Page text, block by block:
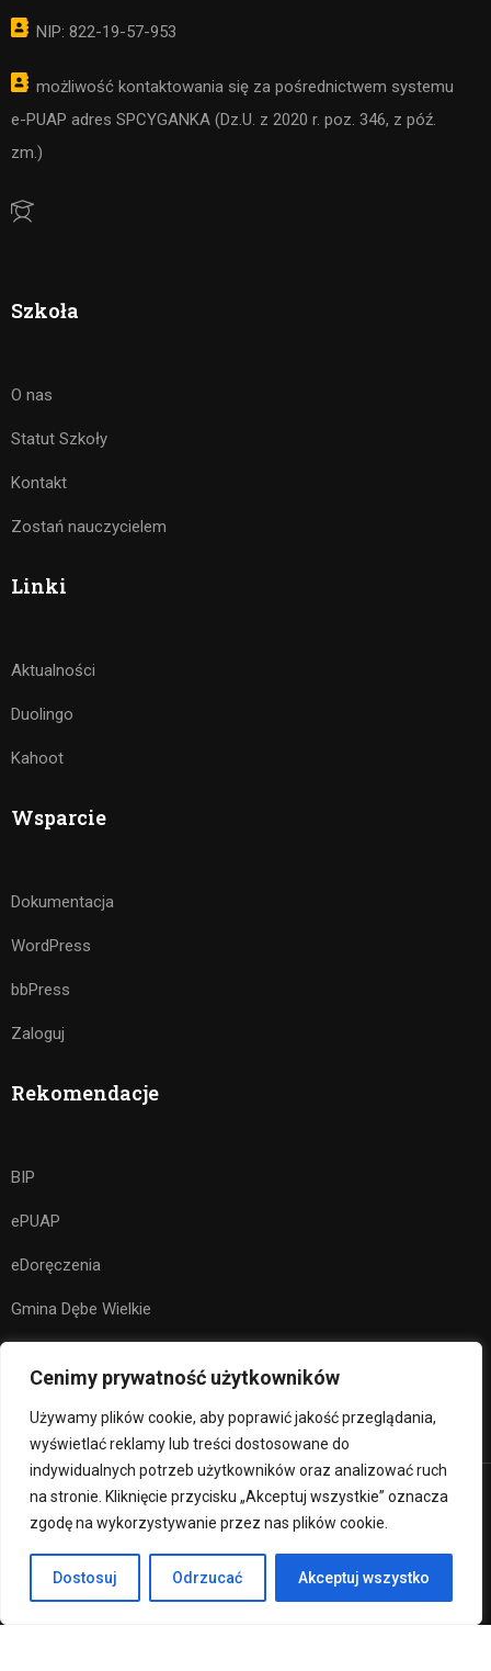
Cenimy prywatność użytkowników
Używamy plików cookie, aby poprawić jakość przeglądania,
wyświetlać reklamy lub treści dostosowane do
indywidualnych potrzeb użytkowników oraz analizować ruch
na stronie. Kliknięcie przycisku „Akceptuj wszystkie” oznacza
zgodę na wykorzystywanie przez nas plików cookie.
Dostosuj Odrzucać Akceptuj wszystko
NIP: 822-19-57-953
możliwość kontaktowania się za pośrednictwem systemu
e-PUAP adres SPCYGANKA (Dz.U. z 2020 r. poz. 346, z póź.
zm.)
Szkoła
O nas
Statut Szkoły
Kontakt
Zostań nauczycielem
Linki
Aktualności
Duolingo
Kahoot
Wsparcie
Dokumentacja
WordPress
bbPress
Zaloguj
Rekomendacje
BIP
ePUAP
eDoręczenia
Gmina Dębe Wielkie
Premium LMS & Online Education WordPress Theme
Klauzula RODO
Deklaracja Dostępności
Regulamin strony